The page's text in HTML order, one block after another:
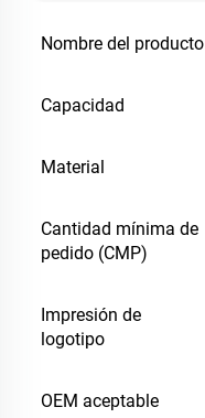
Nombre del producto
Capacidad
Material
Cantidad mínima de
pedido (CMP)
Impresión de
logotipo
OEM aceptable